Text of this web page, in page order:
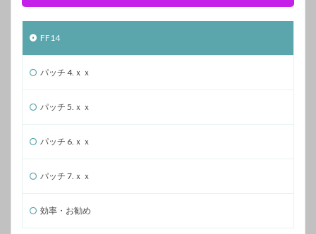
FF14
パッチ 4.ｘｘ
パッチ 5.ｘｘ
パッチ 6.ｘｘ
パッチ 7.ｘｘ
効率・お勧め